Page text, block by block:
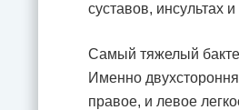
суставов, инсультах
Самый тяжелый
Именно
правое, и левое